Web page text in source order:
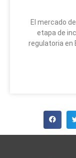
El mercado
etapa de
regulatoria en